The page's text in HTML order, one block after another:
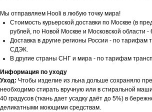
Мы отправляем Hooli в любую точку мира!
Стоимость курьерской доставки по Москве (в
рублей, по Новой Москве и Московской области -
Доставка в другие регионы России - по тарифам
СДЭК.
В другие страны СНГ и мира - по тарифам
Информация по уходу
Уход: Чтобы изделие из льна дольше сохраняло
необходимо стирать вручную или в стиральной
40 градусов (ткань дает усадку даёт до 5%) в
деликатными моющими средствам.